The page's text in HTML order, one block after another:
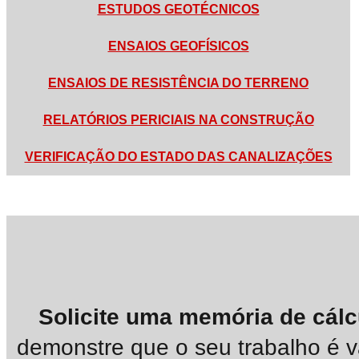
ESTUDOS GEOTÉCNICOS
ENSAIOS GEOFÍSICOS
ENSAIOS DE RESISTÊNCIA DO TERRENO
RELATÓRIOS PERICIAIS NA CONSTRUÇÃO
VERIFICAÇÃO DO ESTADO DAS CANALIZAÇÕES
Solicite uma memória de
demonstre que o seu trabalho é